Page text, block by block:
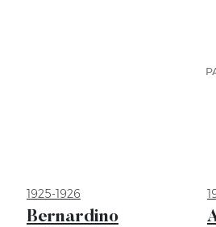
1925-1926
Bernardino